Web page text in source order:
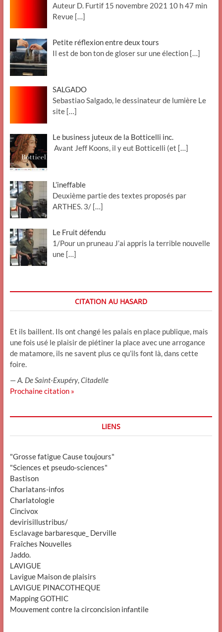
Auteur D. Furtif 15 novembre 2021 10 h 47 min
Revue […]
Petite réflexion entre deux tours
Il est de bon ton de gloser sur une élection […]
SALGADO
Sebastiao Salgado, le dessinateur de lumière Le
site […]
Le business juteux de la Botticelli inc.
Avant Jeff Koons, il y eut Botticelli (et […]
L’ineffable
Deuxième partie des textes proposés par
ARTHES. 3/ […]
Le Fruit défendu
1/Pour un pruneau J’ai appris la terrible nouvelle
une […]
CITATION AU HASARD
Et ils baillent. Ils ont changé les palais en place publique, mais
une fois usé le plaisir de piétiner la place avec une arrogance
de matamore, ils ne savent plus ce qu’ils font là, dans cette
foire.
—A. De Saint-Exupéry,Citadelle
Prochaine citation »
LIENS
"Grosse fatigue Cause toujours"
"Sciences et pseudo-sciences"
Bastison
Charlatans-infos
Charlatologie
Cincivox
devirisillustribus/
Esclavage barbaresque_ Derville
Fraîches Nouvelles
Jaddo.
LAVIGUE
Lavigue Maison de plaisirs
LAVIGUE PINACOTHEQUE
Mapping GOTHIC
Mouvement contre la circoncision infantile